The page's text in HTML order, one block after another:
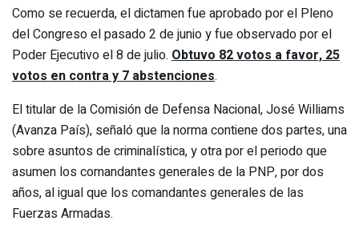
Como se recuerda, el dictamen fue aprobado por el Pleno
del Congreso el pasado 2 de junio y fue observado por el
Poder Ejecutivo el 8 de julio. Obtuvo 82 votos a favor, 25
votos en contra y 7 abstenciones.
El titular de la Comisión de Defensa Nacional, José Williams
(Avanza País), señaló que la norma contiene dos partes, una
sobre asuntos de criminalística, y otra por el periodo que
asumen los comandantes generales de la PNP, por dos
años, al igual que los comandantes generales de las
Fuerzas Armadas.